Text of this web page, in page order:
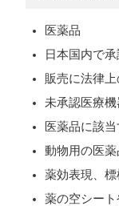
医薬品
日本国内で
販売に法律
未承認医療機
医薬品に該
動物用の医
薬効表現、
薬の空シー